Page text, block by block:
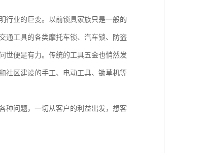
行业的巨变。以前锁具家族只是一般的
通工具的各类摩托车锁、汽车锁、防盗
世便是有力。传统的工具五金也悄然发
社区建设的手工、电动工具、锄草机等
种问题，一切从客户的利益出发，想客